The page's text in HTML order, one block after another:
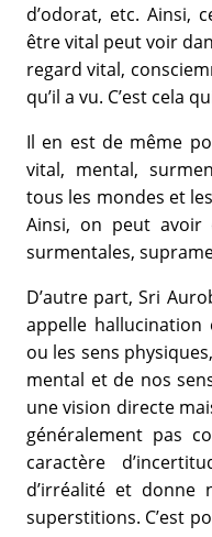
d’odorat, etc. Ainsi,
être vital peut voir
regard vital,
qu’il a vu. C’est cela
Il en est de même
vital, mental,
tous les mondes et
Ainsi, on peut avoir
surmentales,
D’autre part, Sri
appelle
ou les sens
mental et de nos
une vision directe
généralement pas
caractère
d’irréalité et donne
superstitions. C’est